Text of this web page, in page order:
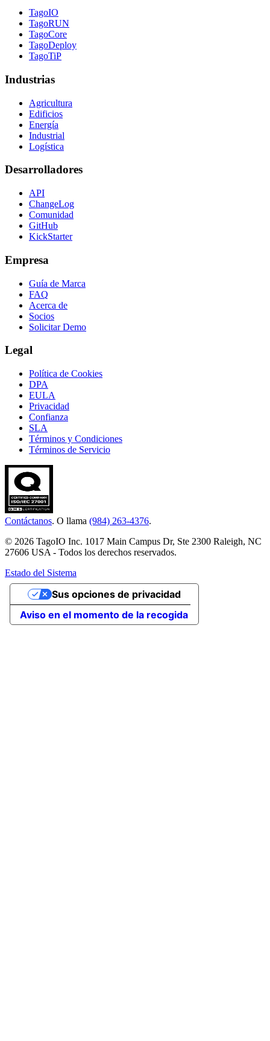
TagoIO
TagoRUN
TagoCore
TagoDeploy
TagoTiP
Industrias
Agricultura
Edificios
Energía
Industrial
Logística
Desarrolladores
API
ChangeLog
Comunidad
GitHub
KickStarter
Empresa
Guía de Marca
FAQ
Acerca de
Socios
Solicitar Demo
Legal
Política de Cookies
DPA
EULA
Privacidad
Confianza
SLA
Términos y Condiciones
Términos de Servicio
Contáctanos. O llama (984) 263-4376.
© 2026 TagoIO Inc. 1017 Main Campus Dr, Ste 2300 Raleigh, NC
27606 USA - Todos los derechos reservados.
Estado del Sistema
Aviso en el momento de la recogida
Sus opciones de privacidad